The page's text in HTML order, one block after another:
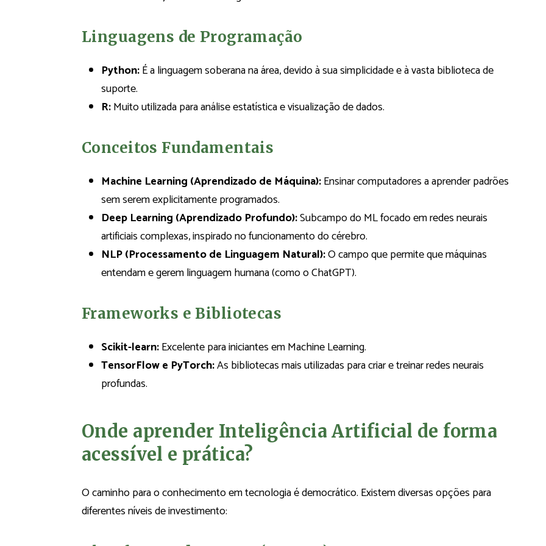
Linguagens de Programação
Python:É a linguagem soberana na área, devido à sua simplicidade e à vasta biblioteca de
suporte.
R:Muito utilizada para análise estatística e visualização de dados.
Conceitos Fundamentais
Machine Learning (Aprendizado de Máquina):Ensinar computadores a aprender padrões
sem serem explicitamente programados.
Deep Learning (Aprendizado Profundo):Subcampo do ML focado em redes neurais
artificiais complexas, inspirado no funcionamento do cérebro.
NLP (Processamento de Linguagem Natural):O campo que permite que máquinas
entendam e gerem linguagem humana (como o ChatGPT).
Frameworks e Bibliotecas
Scikit-learn:Excelente para iniciantes em Machine Learning.
TensorFlow e PyTorch:As bibliotecas mais utilizadas para criar e treinar redes neurais
profundas.
Onde aprender Inteligência Artificial de forma
acessível e prática?
O caminho para o conhecimento em tecnologia é democrático. Existem diversas opções para
diferentes níveis de investimento: